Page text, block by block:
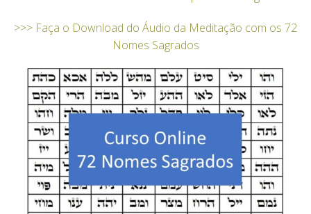
>>> Faça o Download do Áudio da Meditação com os 72
Nomes Sagrados